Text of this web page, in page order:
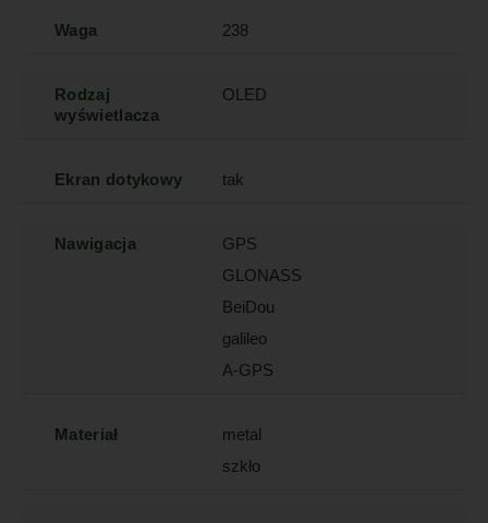
Waga 238
Rodzaj
wyświetlacza
OLED
Ekran dotykowy tak
Nawigacja
GPS
GLONASS
BeiDou
galileo
A-GPS
Materiał
metal
szkło